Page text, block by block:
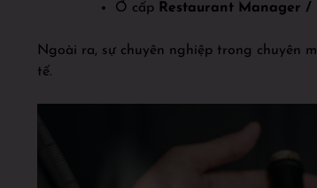
Ở cấp Restaurant Manager /
Ngoài ra, sự chuyên nghiệp trong chuyên
tế.